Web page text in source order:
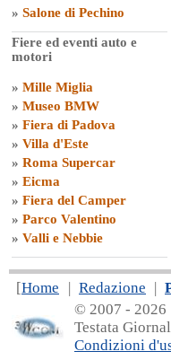
» Salone di Pechino
Fiere ed eventi auto e
motori
» Mille Miglia
» Museo BMW
» Fiera di Padova
» Villa d'Este
» Roma Supercar
» Eicma
» Fiera del Camper
» Parco Valentino
» Valli e Nebbie
[Home | Redazione |
© 2007 - 2026
Testata
Condizioni